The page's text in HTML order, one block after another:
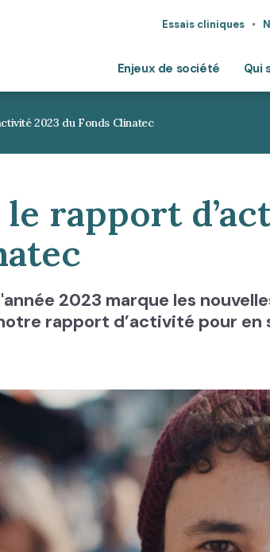
Essais cliniques
Enjeux de société Qui
2023 du Fonds Clinatec
rapport
2023 marque les
rapport d’activité pour en